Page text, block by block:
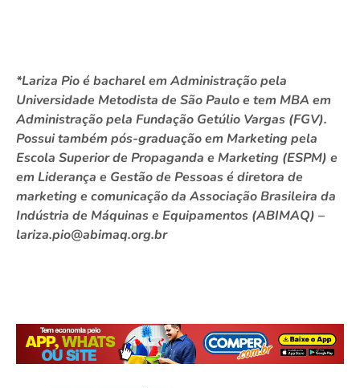
*Lariza Pio é bacharel emAdministração pela
Universidade Metodista de São Paulo e tem MBA em
Administração pela Fundação Getúlio Vargas (FGV).
Possui também pós-graduação em Marketing pela
Escola Superior de Propaganda e Marketing (ESPM) e
em Liderança e Gestão de Pessoas é diretora de
marketing e comunicação da Associação Brasileira da
Indústria de Máquinas e Equipamentos (ABIMAQ) –
lariza.pio@abimaq.org.br